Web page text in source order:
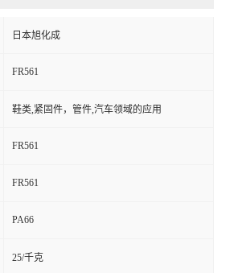
日本旭化成
FR561
鞋类,紧固件，管件,汽车领域的应用
FR561
FR561
PA66
25/千克